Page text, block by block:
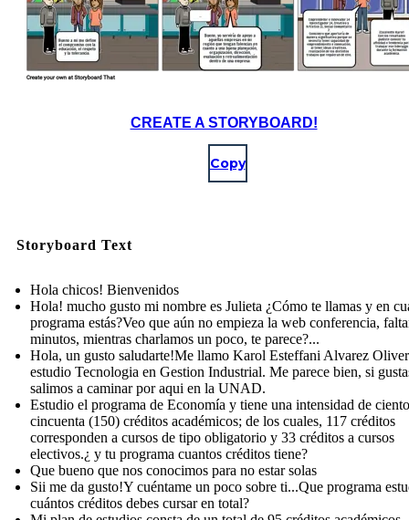
CREATE A STORYBOARD!
Copy
Storyboard Text
Hola chicos! Bienvenidos
Hola! mucho gusto mi nombre es Julieta ¿Cómo te llamas y en
programa estás?Veo que aún no empieza la web conferencia,
minutos, mientras charlamos un poco, te parece?...
Hola, un gusto saludarte!Me llamo Karol Esteffani Alvarez
estudio Tecnologia en Gestion Industrial. Me parece bien, si
salimos a caminar por aqui en la UNAD.
Estudio el programa de Economía y tiene una intensidad de ciento
cincuenta (150) créditos académicos; de los cuales, 117 créditos
corresponden a cursos de tipo obligatorio y 33 créditos a cursos
electivos.¿ y tu programa cuantos créditos tiene?
Que bueno que nos conocimos para no estar solas
Sii me da gusto!Y cuéntame un poco sobre ti...Que programa
cuántos créditos debes cursar en total?